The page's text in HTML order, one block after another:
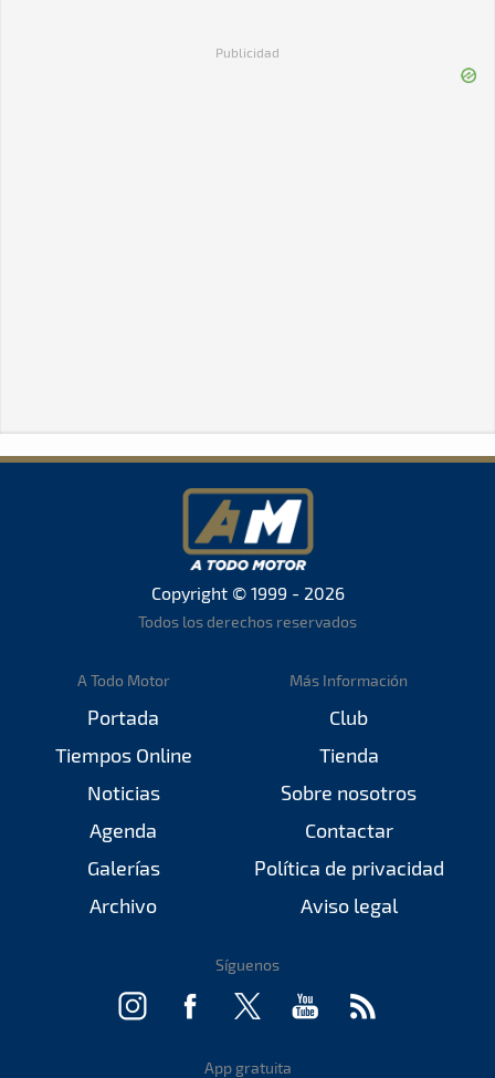
Publicidad
Copyright © 1999 - 2026
Todos los derechos reservados
A Todo Motor
Portada
Tiempos Online
Noticias
Agenda
Galerías
Archivo
Más Información
Club
Tienda
Sobre nosotros
Contactar
Política de privacidad
Aviso legal
Síguenos
App gratuita